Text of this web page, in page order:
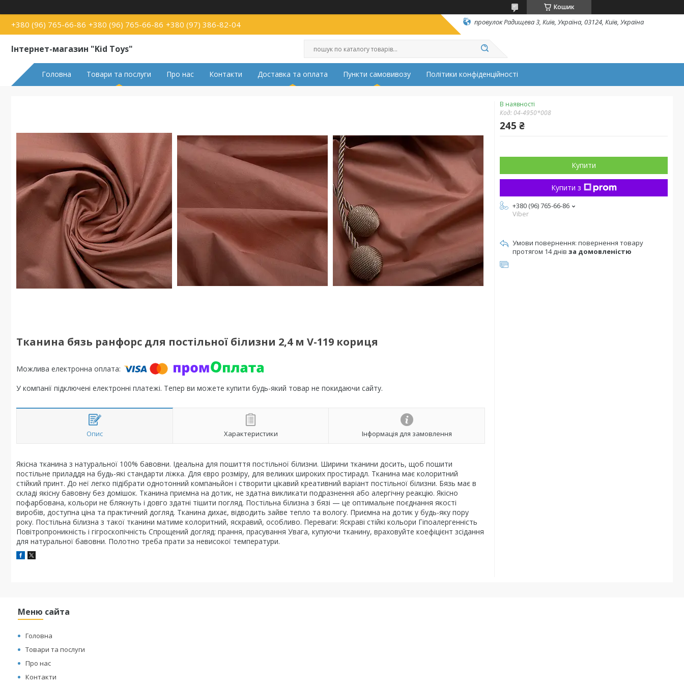
Кошик
+380 (96) 765-66-86 +380 (96) 765-66-86 +380 (97) 386-82-04 провулок Радищева 3, Київ, Україна, 03124, Київ, Україна
Інтернет-магазин "Kid Toys"
Головна Товари та послуги Про нас Контакти Доставка та оплата Пункти самовивозу Політики конфіденційності
Тканина бязь ранфорс для постільної білизни 2,4 м V-119 кориця
У компанії підключені електронні платежі. Тепер ви можете купити будь-який товар не покидаючи сайту.
Опис Характеристики Інформація для замовлення
Якісна тканина з натуральної 100% бавовни. Ідеальна для пошиття постільної білизни. Ширини тканини досить, щоб пошити
постільне приладдя на будь-які стандарти ліжка. Для євро розміру, для великих широких простирадл. Тканина має колоритний
стійкий принт. До неї легко підібрати однотонний компаньйон і створити цікавий креативний варіант постільної білизни. Бязь має в
складі якісну бавовну без домішок. Тканина приємна на дотик, не здатна викликати подразнення або алергічну реакцію. Якісно
пофарбована, кольори не блякнуть і довго здатні тішити погляд. Постільна білизна з бязі — це оптимальне поєднання якості
виробів, доступна ціна та практичний догляд. Тканина дихає, відводить зайве тепло та вологу. Приємна на дотик у будь-яку пору
року. Постільна білизна з такої тканини матиме колоритний, яскравий, особливо. Переваги: Яскраві стійкі кольори Гіпоалергенність
Повітропроникність і гігроскопічність Спрощений догляд: прання, прасування Увага, купуючи тканину, враховуйте коефіцієнт зсідання
для натуральної бавовни. Полотно треба прати за невисокої температури.
В наявності
Код: 04-4950*008
245 ₴
Купити
Купити з
+380 (96) 765-66-86
Viber
повернення товару
протягом 14 днів за домовленістю
Меню сайта
Головна
Товари та послуги
Про нас
Контакти